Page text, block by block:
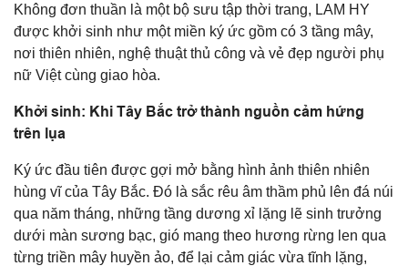
Không đơn thuần là một bộ sưu tập thời trang, LAM HY
được khởi sinh như một miền ký ức gồm có 3 tầng mây,
nơi thiên nhiên, nghệ thuật thủ công và vẻ đẹp người phụ
nữ Việt cùng giao hòa.
Khởi sinh: Khi Tây Bắc trở thành nguồn cảm hứng
trên lụa
Ký ức đầu tiên được gợi mở bằng hình ảnh thiên nhiên
hùng vĩ của Tây Bắc. Đó là sắc rêu âm thầm phủ lên đá núi
qua năm tháng, những tầng dương xỉ lặng lẽ sinh trưởng
dưới màn sương bạc, gió mang theo hương rừng len qua
từng triền mây huyền ảo, để lại cảm giác vừa tĩnh lặng,